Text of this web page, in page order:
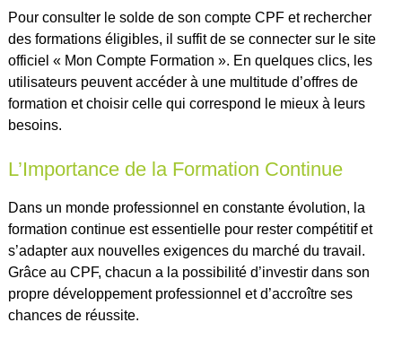
Pour consulter le solde de son compte CPF et rechercher
des formations éligibles, il suffit de se connecter sur le site
officiel « Mon Compte Formation ». En quelques clics, les
utilisateurs peuvent accéder à une multitude d’offres de
formation et choisir celle qui correspond le mieux à leurs
besoins.
L’Importance de la Formation Continue
Dans un monde professionnel en constante évolution, la
formation continue est essentielle pour rester compétitif et
s’adapter aux nouvelles exigences du marché du travail.
Grâce au CPF, chacun a la possibilité d’investir dans son
propre développement professionnel et d’accroître ses
chances de réussite.